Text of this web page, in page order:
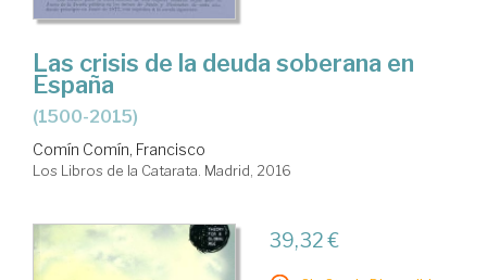
Las crisis de la deuda soberana en
España
(1500-2015)
Comín Comín, Francisco
Los Libros de la Catarata. Madrid, 2016
39,32 €